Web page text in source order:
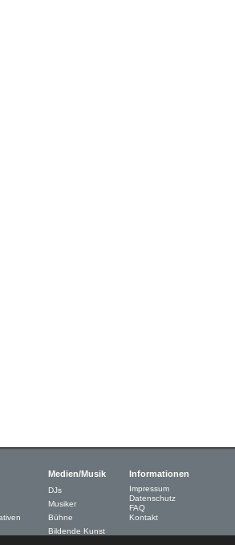
Medien/Musik
DJs
Musiker
Bühne
Bildende Kunst
Informationen
Impressum
Datenschutz
FAQ
Kontakt